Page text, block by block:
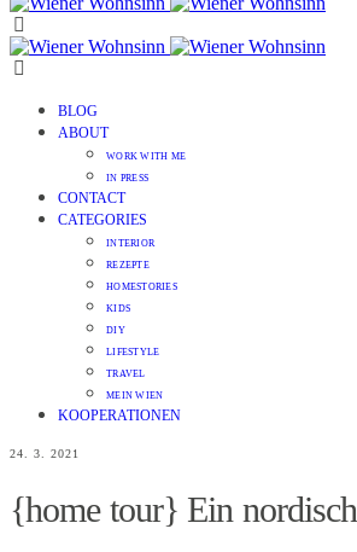
BLOG
ABOUT
WORK WITH ME
IN PRESS
CONTACT
CATEGORIES
INTERIOR
REZEPTE
HOMESTORIES
KIDS
DIY
LIFESTYLE
TRAVEL
MEIN WIEN
KOOPERATIONEN
24. 3. 2021
{home tour} Ein